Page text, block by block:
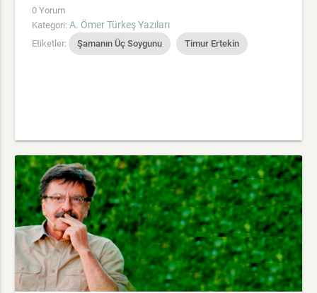
0 Yorum
Kategori: A. Ömer Türkeş Yazıları
Etiketler: Şamanın Üç Soygunu Timur Ertekin